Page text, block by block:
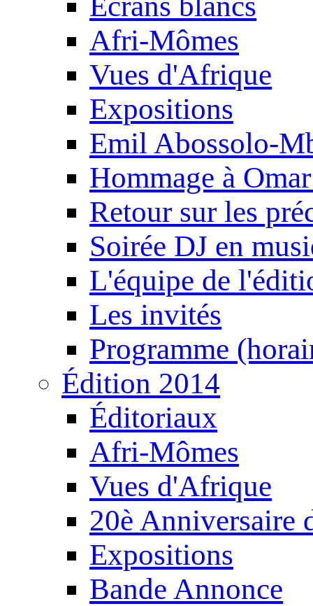
Afri-Mômes
Vues d'Afrique
Expositions
Emil Abossolo-
Hommage à
Retour sur les
Soirée DJ en
L'équipe de
Les invités
Programme
Édition 2014
Éditoriaux
Afri-Mômes
Vues d'Afrique
20è Anniversaire
Expositions
Bande Annonce